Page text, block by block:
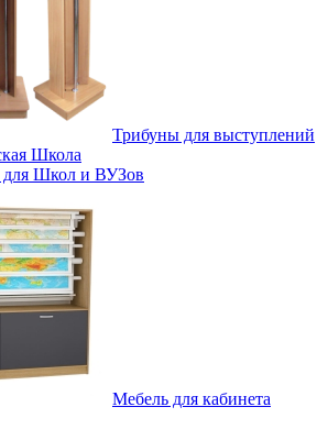
Трибуны для выступлений
Школа
для Школ и ВУЗов
Мебель для кабинета